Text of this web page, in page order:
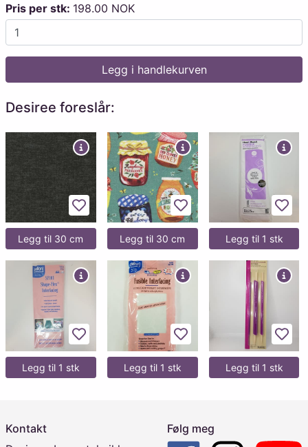
Pris per stk: 198.00 NOK
Legg i handlekurven
Desiree foreslår:
Legg til favoritter
Legg til 30 cm
Legg til favoritter
Legg til 30 cm Legg til 1 stk
Legg til favoritter
Legg til 1 stk
Legg til favoritter
Legg til 1 stk Legg til 1 stk
Kontakt
Følg meg